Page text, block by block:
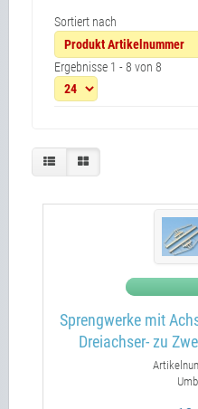
Sortiert nach
Ergebnisse 1 - 8 von 8
Sprengwerke mit
Dreiachser- zu